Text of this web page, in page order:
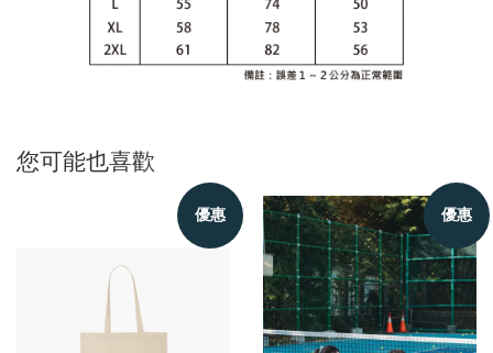
您可能也喜歡
優惠 優惠